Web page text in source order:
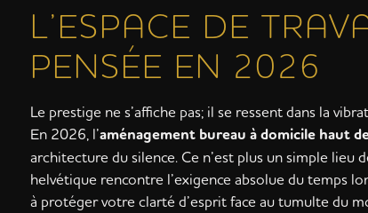
L’ESPACE DE
PENSÉE EN 2026
Le prestige ne s’affiche pas; il se ressent dans la
En 2026, l’aménagement bureau à domicile haut
architecture du silence. Ce n’est plus un simple lieu
helvétique rencontre l’exigence absolue du temps
à protéger votre clarté d’esprit face au tumulte du